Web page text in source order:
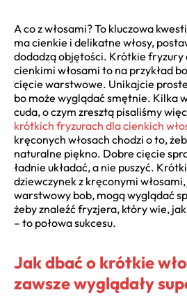
A co z włosami? To kluczowa
ma cienkie i delikatne włosy,
dodadzą objętości. Krótkie fryzury
cienkimi włosami to na przykład
cięcie warstwowe. Unikajcie
bo może wyglądać smętnie. Kilka
cuda, o czym zresztą pisaliśmy
krótkich fryzurach dla cienkich
kręconych włosach chodzi o to,
naturalne piękno. Dobre cięcie
ładnie układać, a nie puszyć.
dziewczynek z kręconymi
warstwowy bob, mogą wyglądać
żeby znaleźć fryzjera, który wie,
– to połowa sukcesu.
Jak dbać o krótkie
zawsze wyglądały